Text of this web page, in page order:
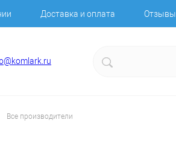
Доставка и оплата Отзывы
Все производители